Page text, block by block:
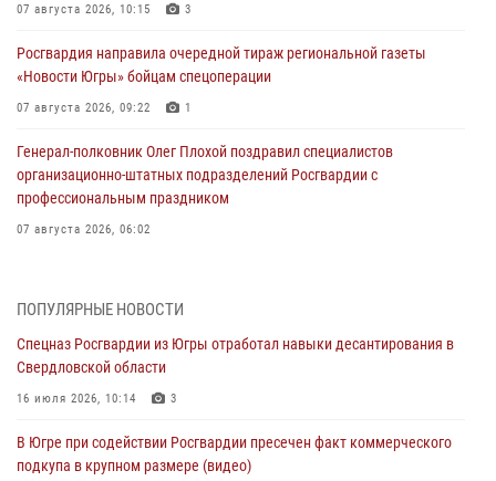
07 августа 2026, 10:15 3
Росгвардия направила очередной тираж региональной газеты
«Новости Югры» бойцам спецоперации
07 августа 2026, 09:22 1
Генерал-полковник Олег Плохой поздравил специалистов
организационно-штатных подразделений Росгвардии с
профессиональным праздником
07 августа 2026, 06:02
Военнослужащие Росгвардии сбили дрон-разведчик ВСУ на южном
направлении
Офицеры Росгвардии и ветераны войск правопорядка почтили
ПОПУЛЯРНЫЕ НОВОСТИ
Спецназ Росгвардии из Югры отработал навыки десантирования в
Свердловской области
16 июля 2026, 10:14 3
В Югре при содействии Росгвардии пресечен факт коммерческого
подкупа в крупном размере (видео)